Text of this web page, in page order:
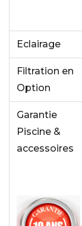
Eclairage
Filtration en
Option
Garantie
Piscine &
accessoires